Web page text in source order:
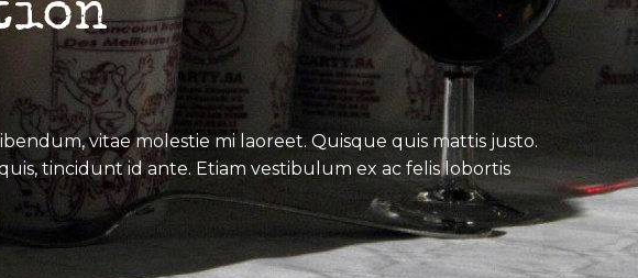
vitae molestie mi laoreet. Quisque quis mattis justo.
tincidunt id ante. Etiam vestibulum ex ac felis lobortis